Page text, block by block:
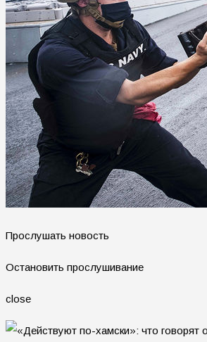
Прослушать новость
Остановить прослушивание
close